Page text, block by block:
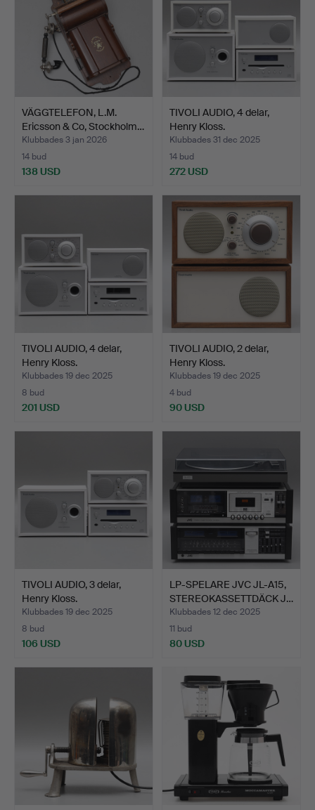
VÄGGTELEFON, L.M.
Ericsson & Co, Stockholm…
Klubbades 3 jan 2026
14 bud
138 USD
TIVOLI AUDIO, 4 delar,
Henry Kloss.
Klubbades 31 dec 2025
14 bud
272 USD
TIVOLI AUDIO, 4 delar,
Henry Kloss.
Klubbades 19 dec 2025
8 bud
201 USD
TIVOLI AUDIO, 2 delar,
Henry Kloss.
Klubbades 19 dec 2025
4 bud
90 USD
TIVOLI AUDIO, 3 delar,
Henry Kloss.
Klubbades 19 dec 2025
8 bud
106 USD
LP-SPELARE JVC JL-A15,
STEREOKASSETTDÄCK J…
Klubbades 12 dec 2025
11 bud
80 USD